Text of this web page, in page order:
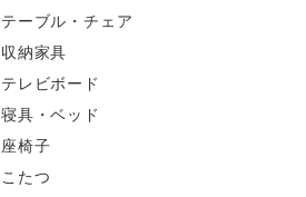
テーブル・チェア
収納家具
テレビボード
寝具・ベッド
座椅子
こたつ